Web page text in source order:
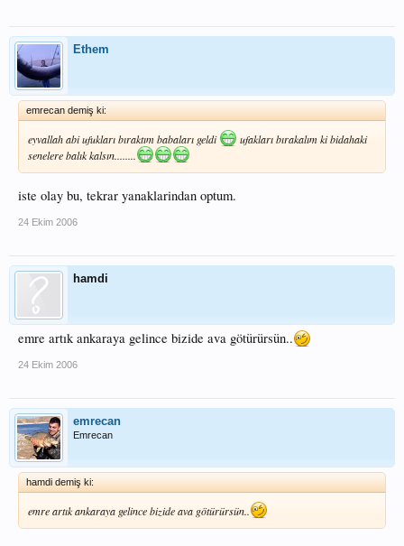
Ethem
emrecan demiş ki:
eyvallah abi ufukları bıraktım babaları geldi
ufakları bırakalım ki bidahaki
senelere balık kalsın........
iste olay bu, tekrar yanaklarindan optum.
24 Ekim 2006
hamdi
emre artık ankaraya gelince bizide ava götürürsün..
24 Ekim 2006
emrecan
Emrecan
hamdi demiş ki:
emre artık ankaraya gelince bizide ava götürürsün..